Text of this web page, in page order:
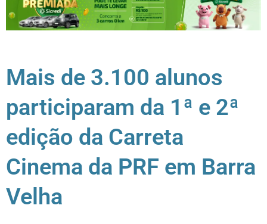
Mais de 3.100 alunos
participaram da 1ª e 2ª
edição da Carreta
Cinema da PRF em Barra
Velha